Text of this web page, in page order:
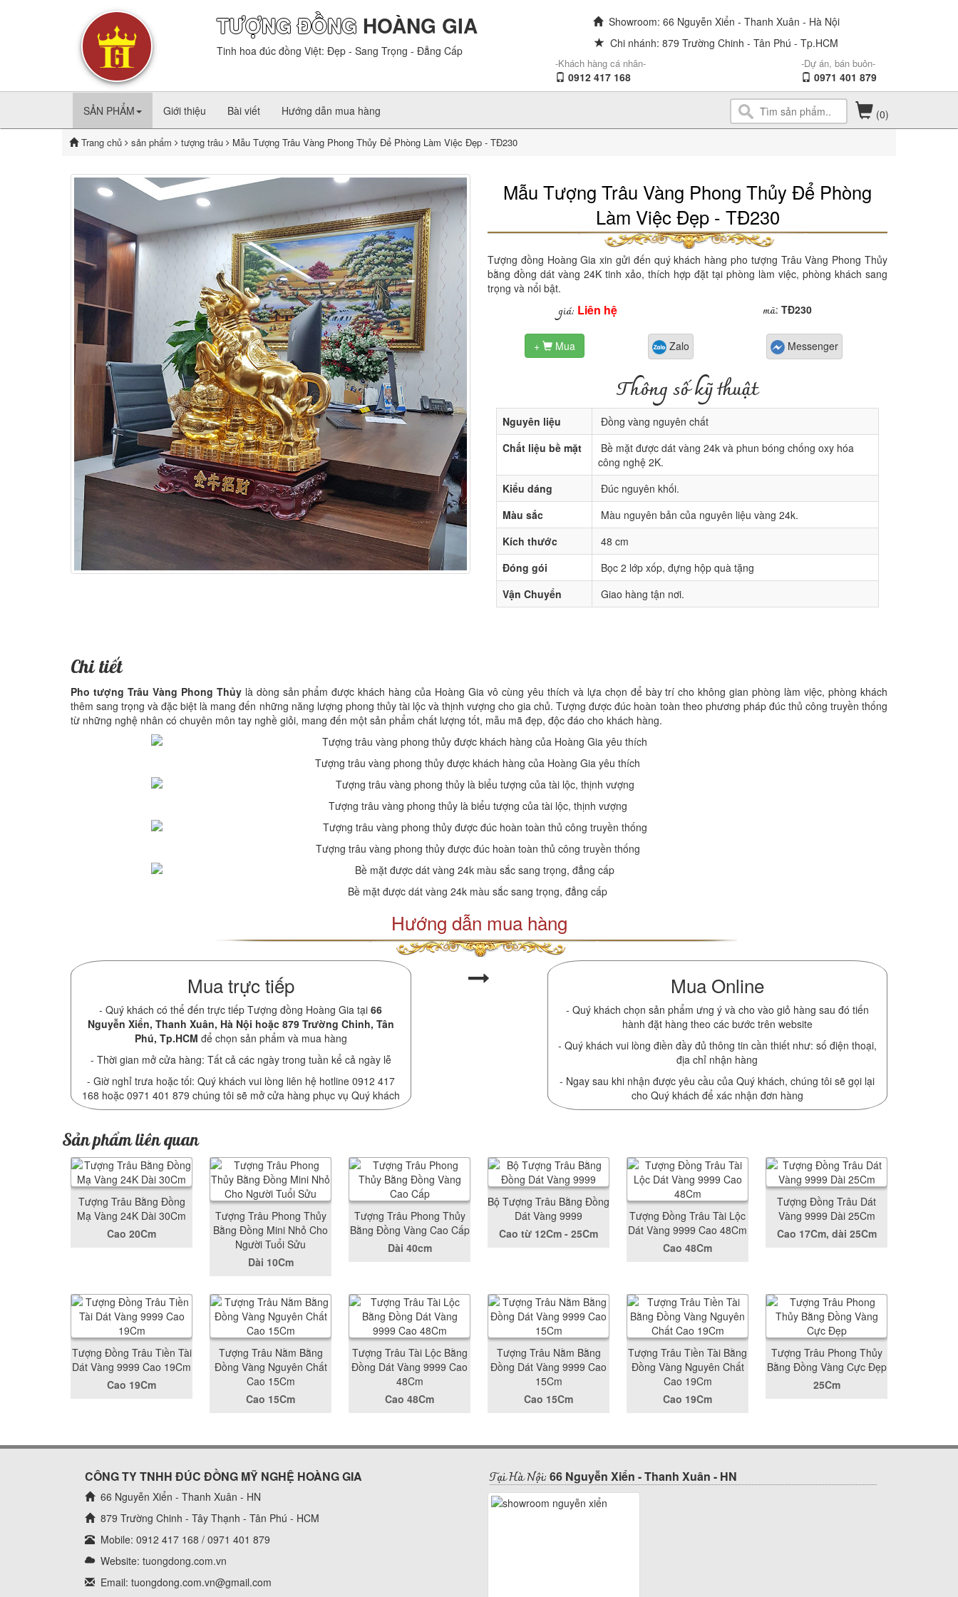
TƯỢNG ĐỒNG HOÀNG GIA
Tinh hoa đúc đồng Việt: Đẹp - Sang Trọng - Đẳng Cấp
Showroom: 66 Nguyễn Xiển - Thanh Xuân - Hà Nội
Chi nhánh: 879 Trường Chinh - Tân Phú - Tp.HCM
-Khách hàng cá nhân-
0912 417 168
-Dự án, bán buôn-
0971 401 879
SẢN PHẨM Giới thiệu Bài viết Hướng dẫn mua hàng (0)
Trang chủ sản phẩm tượng trâu Mẫu Tượng Trâu Vàng Phong Thủy Để Phòng Làm Việc Đẹp - TĐ230
Mẫu Tượng Trâu Vàng Phong Thủy Để Phòng
Làm Việc Đẹp - TĐ230
Tượng đồng Hoàng Gia xin gửi đến quý khách hàng pho tượng Trâu Vàng Phong Thủy
bằng đồng dát vàng 24K tinh xảo, thích hợp đặt tại phòng làm việc, phòng khách sang
trọng và nổi bật.
giá: Liên hệ mã:TĐ230
+ Mua Zalo Messenger
Thông số kỹ thuật
Nguyên liệu
Đồng vàng nguyên chất
Chất liệu bề mặt
Bề mặt được dát vàng 24k và phun bóng chống oxy hóa
công nghệ 2K.
Kiểu dáng
Đúc nguyên khối.
Màu sắc
Màu nguyên bản của nguyên liệu vàng 24k.
Kích thước
48 cm
Đóng gói
Bọc 2 lớp xốp, đựng hộp quà tặng
Vận Chuyển
Giao hàng tận nơi.
Chi tiết
Pho tượng Trâu Vàng Phong Thủylà dòng sản phẩm được khách hàng của Hoàng Gia vô cùng yêu thích và lựa chọn để bày trí cho không gian phòng làm việc, phòng khách
thêm sang trọng và đặc biệt là mang đến những năng lượng phong thủy tài lộc và thịnh vượng cho gia chủ. Tượng được đúc hoàn toàn theo phương pháp đúc thủ công truyền thống
từ những nghệ nhân có chuyên môn tay nghề giỏi, mang đến một sản phẩm chất lượng tốt, mẫu mã đẹp, độc đáo cho khách hàng.
Tượng trâu vàng phong thủy được khách hàng của Hoàng Gia yêu thích
Tượng trâu vàng phong thủy là biểu tượng của tài lộc, thịnh vượng
Tượng trâu vàng phong thủy được đúc hoàn toàn thủ công truyền thống
Bề mặt được dát vàng 24k màu sắc sang trọng, đẳng cấp
Hướng dẫn mua hàng
Mua trực tiếp
- Quý khách có thể đến trực tiếp Tượng đồng Hoàng Gia tại66
Nguyễn Xiển, Thanh Xuân, Hà Nội hoặc 879 Trường Chinh, Tân
Phú, Tp.HCM để chọn sản phẩm và mua hàng
- Thời gian mở cửa hàng: Tất cả các ngày trong tuần kể cả ngày lễ
- Giờ nghỉ trưa hoặc tối: Quý khách vui lòng liên hệ hotline 0912 417
168 hoặc 0971 401 879 chúng tôi sẽ mở cửa hàng phục vụ Quý khách
Mua Online
- Quý khách chọn sản phẩm ưng ý và cho vào giỏ hàng sau đó tiến
hành đặt hàng theo các bước trên website
- Quý khách vui lòng điền đầy đủ thông tin cần thiết như: số điện thoại,
địa chỉ nhận hàng
- Ngay sau khi nhận được yêu cầu của Quý khách, chúng tôi sẽ gọi lại
cho Quý khách để xác nhận đơn hàng
Sản phẩm liên quan
Tượng Trâu Bằng Đồng
Mạ Vàng 24K Dài 30Cm
Cao 20Cm
Tượng Trâu Phong Thủy
Bằng Đồng Mini Nhỏ Cho
Người Tuổi Sửu
Dài 10Cm
Tượng Trâu Phong Thủy
Bằng Đồng Vàng Cao Cấp
Dài 40cm
Bộ Tượng Trâu Bằng Đồng
Dát Vàng 9999
Cao từ 12Cm - 25Cm
Tượng Đồng Trâu Tài Lộc
Dát Vàng 9999 Cao 48Cm
Cao 48Cm
Tượng Đồng Trâu Dát
Vàng 9999 Dài 25Cm
Cao 17Cm, dài 25Cm
Tượng Đồng Trâu Tiền Tài
Dát Vàng 9999 Cao 19Cm
Cao 19Cm
Tượng Trâu Nằm Bằng
Đồng Vàng Nguyên Chất
Cao 15Cm
Cao 15Cm
Tượng Trâu Tài Lộc Bằng
Đồng Dát Vàng 9999 Cao
48Cm
Cao 48Cm
Tượng Trâu Nằm Bằng
Đồng Dát Vàng 9999 Cao
15Cm
Cao 15Cm
Tượng Trâu Tiền Tài Bằng
Đồng Vàng Nguyên Chất
Cao 19Cm
Cao 19Cm
Tượng Trâu Phong Thủy
Bằng Đồng Vàng Cực Đẹp
25Cm
CÔNG TY TNHH ĐÚC ĐỒNG MỸ NGHỆ HOÀNG GIA
66 Nguyễn Xiển - Thanh Xuân - HN
879 Trường Chinh - Tây Thạnh - Tân Phú - HCM
Mobile: 0912 417 168 / 0971 401 879
Website: tuongdong.com.vn
Email: tuongdong.com.vn@gmail.com
Tại Hà Nội: 66 Nguyễn Xiển - Thanh Xuân - HN